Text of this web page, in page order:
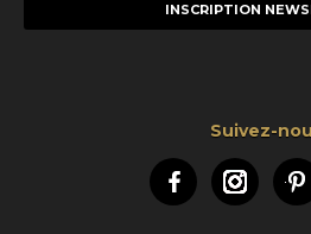
Suivez-
Facebook